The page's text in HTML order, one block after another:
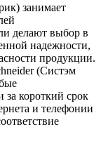
занимает
делают выбор в
надежности,
продукции.
(Систэм
за короткий срок
и телефонии